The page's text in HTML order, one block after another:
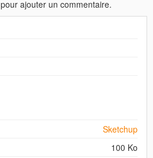
pour ajouter un commentaire.
Sketchup
100 Ko